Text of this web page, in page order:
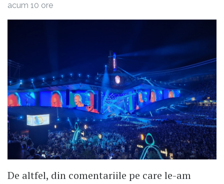
acum 10 ore
De altfel, din comentariile pe care le-am